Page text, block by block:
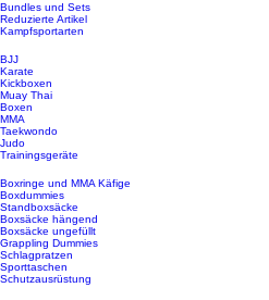
Bundles und Sets
Reduzierte Artikel
Kampfsportarten
BJJ
Karate
Kickboxen
Muay Thai
Boxen
MMA
Taekwondo
Judo
Trainingsgeräte
Boxringe und MMA Käfige
Boxdummies
Standboxsäcke
Boxsäcke hängend
Boxsäcke ungefüllt
Grappling Dummies
Schlagpratzen
Sporttaschen
Schutzausrüstung